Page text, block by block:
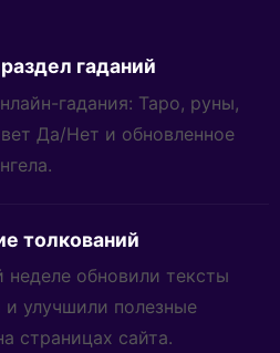
гаданий
гадания: Таро, руны,
Да/Нет и обновленное
толкований
обновили тексты
и улучшили полезные
страницах сайта.